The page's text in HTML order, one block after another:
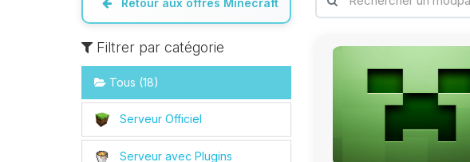
Retour aux offres Minecraft
Filtrer par catégorie
Tous (18)
Serveur Officiel
Serveur avec Plugins